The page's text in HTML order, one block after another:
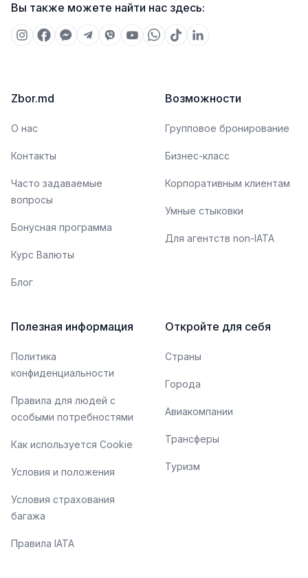
Вы также можете найти нас здесь:
Zbor.md
О нас
Контакты
Часто задаваемые
вопросы
Бонусная программа
Курс Валюты
Блог
Возможности
Групповое бронирование
Бизнес-класс
Корпоративным клиентам
Умные стыковки
Для агентств non-IATA
Полезная информация
Политика
конфиденциальности
Правила для людей с
особыми потребностями
Как используется Cookie
Условия и положения
Условия страхования
багажа
Правила IATA
Откройте для себя
Страны
Города
Авиакомпании
Трансферы
Туризм